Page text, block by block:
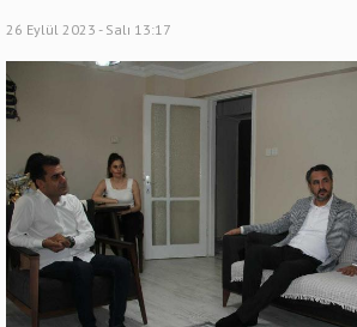
26 Eylül 2023 - Salı 13:17